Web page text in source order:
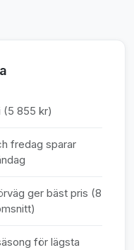
(5 855 kr)
fredag sparar
ger bäst pris (8
för lägsta